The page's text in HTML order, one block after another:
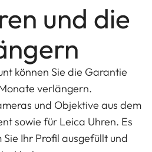
und die
können Sie die Garantie
verlängern.
und Objektive aus dem
sowie für Leica Uhren. Es
Ihr Profil ausgefüllt und